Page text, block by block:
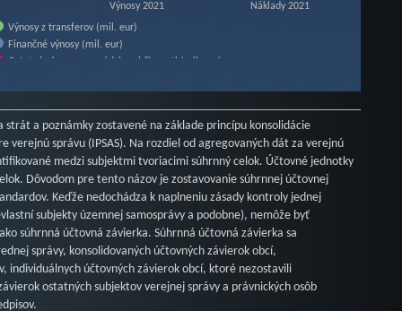
Výnosy z transferov (mil. eur)
Finančné výnosy (mil. eur)
Ostatné výnosy z prevádzkovej činnosti (mil. eur)
Finančné náklady (mil. eur)
Výnosy 2021 Náklady 2021
a poznámky zostavené na základe princípu konsolidácie
správu (IPSAS). Na rozdiel od agregovaných dát za verejnú
medzi subjektmi tvoriacimi súhrnný celok. Účtovné jednotky
Dôvodom pre tento názov je zostavovanie súhrnnej účtovnej
Keďže nedochádza k naplneniu zásady kontroly jednej
subjekty územnej samosprávy a podobne), nemôže byť
súhrnná účtovná závierka. Súhrnná účtovná závierka sa
správy, konsolidovaných účtovných závierok obcí,
individuálnych účtovných závierok obcí, ktoré nezostavili
ostatných subjektov verejnej správy a právnických osôb